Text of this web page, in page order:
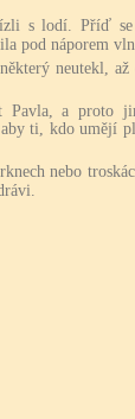
s lodí. Příď se
pod náporem
neutekl, až
Pavla, a proto
ti, kdo umějí
nebo